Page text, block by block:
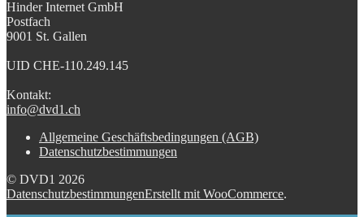
Hinder Internet GmbH
Postfach
9001 St. Gallen
UID CHE-110.249.145
Kontakt:
info@dvd1.ch
Allgemeine Geschäftsbedingungen (AGB)
Datenschutzbestimmungen
© DVD1 2026
DatenschutzbestimmungenErstellt mit WooCommerce.